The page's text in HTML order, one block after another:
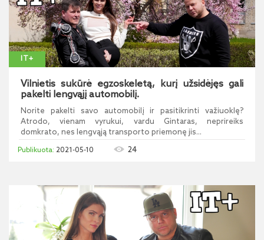
IT+
Vilnietis sukūrė egzoskeletą, kurį užsidėjęs gali
pakelti lengvąjį automobilį.
Norite pakelti savo automobilį ir pasitikrinti važiuoklę?
Atrodo, vienam vyrukui, vardu Gintaras, neprireiks
domkrato, nes lengvąją transporto priemonę jis...
2021-05-10 24